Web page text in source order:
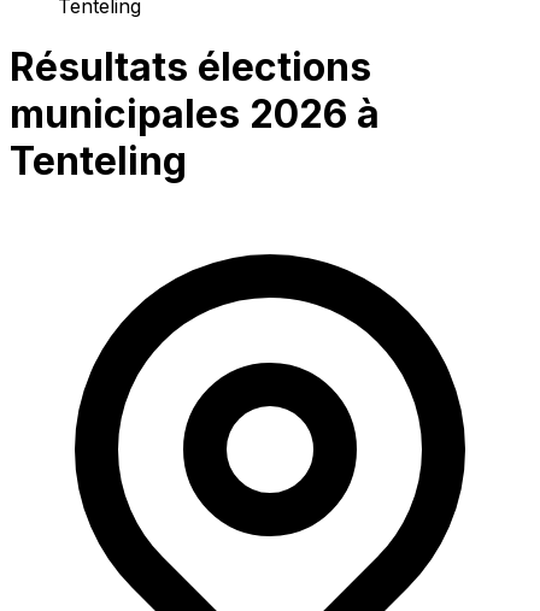
Tenteling
Résultats élections
municipales 2026 à
Tenteling